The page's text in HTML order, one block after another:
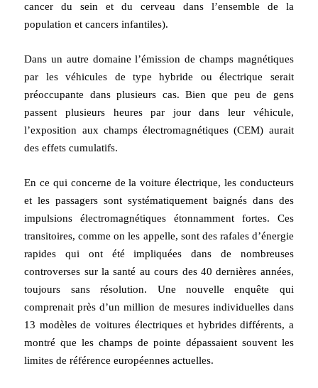
cancer du sein et du cerveau dans l’ensemble de la
population et cancers infantiles).
Dans un autre domaine l’émission de champs magnétiques
par les véhicules de type hybride ou électrique serait
préoccupante dans plusieurs cas. Bien que peu de gens
passent plusieurs heures par jour dans leur véhicule,
l’exposition aux champs électromagnétiques (CEM) aurait
des effets cumulatifs.
En ce qui concerne de la voiture électrique, les conducteurs
et les passagers sont systématiquement baignés dans des
impulsions électromagnétiques étonnamment fortes. Ces
transitoires, comme on les appelle, sont des rafales d’énergie
rapides qui ont été impliquées dans de nombreuses
controverses sur la santé au cours des 40 dernières années,
toujours sans résolution. Une nouvelle enquête qui
comprenait près d’un million de mesures individuelles dans
13 modèles de voitures électriques et hybrides différents, a
montré que les champs de pointe dépassaient souvent les
limites de référence européennes actuelles.